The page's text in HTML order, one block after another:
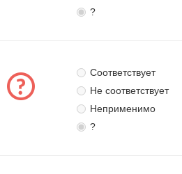
?
Соответствует
Не соответствует
Неприменимо
?